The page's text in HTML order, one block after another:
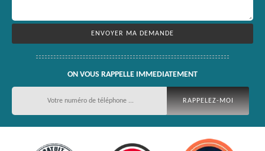
ON VOUS RAPPELLE IMMEDIATEMENT